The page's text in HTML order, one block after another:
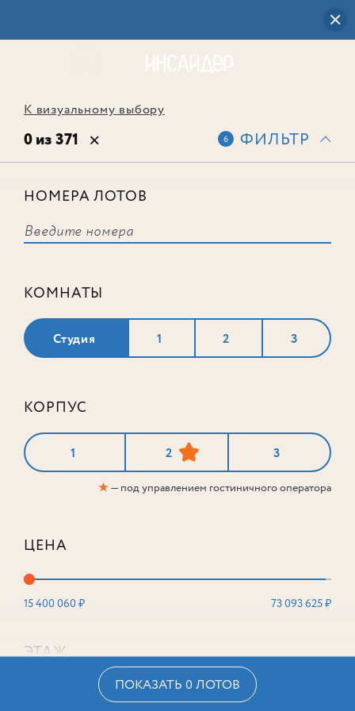
К визуальному выбору
0 из 371 6 ФИЛЬТР
НОМЕРА ЛОТОВ
КОМНАТЫ
Студия 1 2 3
КОРПУС
1 2 3
★— под управлением гостиничного оператора
ЦЕНА
15 400 060 ₽ 73 093 625 ₽
ЭТАЖ
ПОКАЗАТЬ 0 ЛОТОВ
соответствует ни одного лота